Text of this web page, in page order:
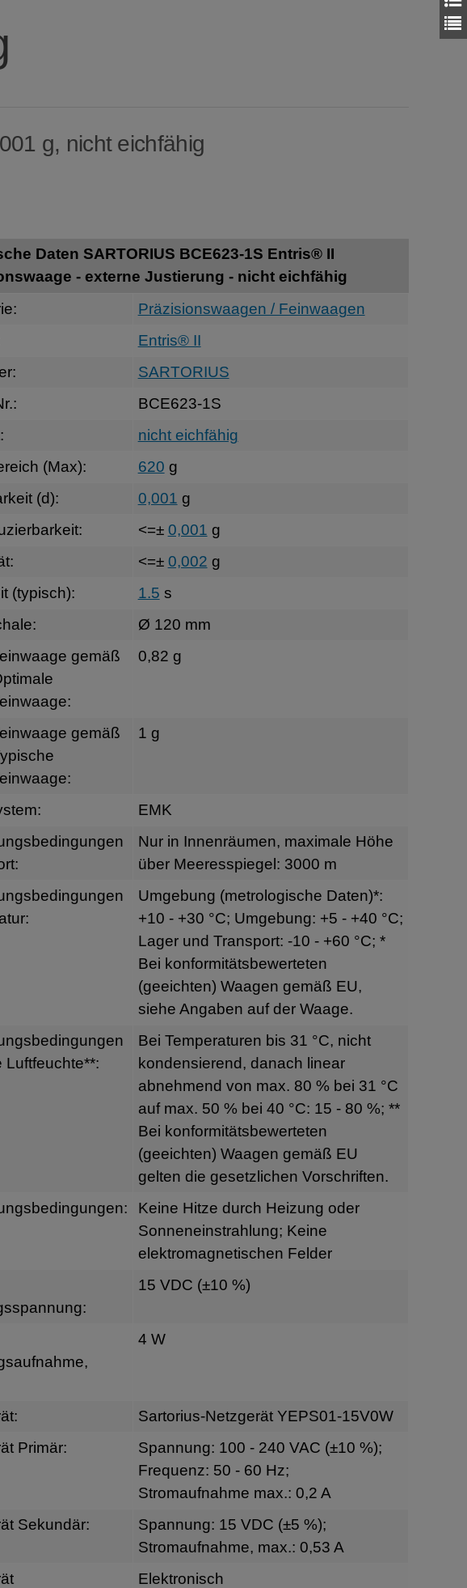
g, nicht eichfähig
Daten SARTORIUS BCE623-1S Entris® II
- externe Justierung - nicht eichfähig
Präzisionswaagen / Feinwaagen
Entris® II
SARTORIUS
BCE623-1S
nicht eichfähig
(Max):
620 g
(d):
0,001 g
<=± 0,001 g
<=± 0,002 g
(typisch):
1.5 s
Ø 120 mm
gemäß
0,82 g
gemäß
1 g
EMK
Nur in Innenräumen, maximale Höhe
über Meeresspiegel: 3000 m
Umgebung (metrologische Daten)*:
+10 - +30 °C; Umgebung: +5 - +40 °C;
Lager und Transport: -10 - +60 °C; *
Bei konformitätsbewerteten
(geeichten) Waagen gemäß EU,
siehe Angaben auf der Waage.
Luftfeuchte**:
Bei Temperaturen bis 31 °C, nicht
kondensierend, danach linear
abnehmend von max. 80 % bei 31 °C
auf max. 50 % bei 40 °C: 15 - 80 %; **
Bei konformitätsbewerteten
(geeichten) Waagen gemäß EU
gelten die gesetzlichen Vorschriften.
Keine Hitze durch Heizung oder
Sonneneinstrahlung; Keine
elektromagnetischen Felder
15 VDC (±10 %)
4 W
Sartorius-Netzgerät YEPS01-15V0W
Primär:
Spannung: 100 - 240 VAC (±10 %);
Frequenz: 50 - 60 Hz;
Stromaufnahme max.: 0,2 A
Sekundär:
Spannung: 15 VDC (±5 %);
Stromaufnahme, max.: 0,53 A
Elektronisch